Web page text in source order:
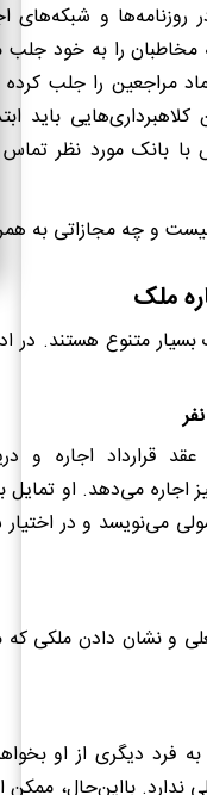
و شبکه‌های
مخاطبان را به خود جلب
مراجعین را جلب کرده
باید
بانک مورد نظر تماس
و چه مجازاتی به
ملک
متنوع هستند. در
قرارداد اجاره و
می‌دهد. او تمایل
می‌نویسد و در
و نشان دادن ملکی
فرد دیگری از او
ندارد. بااین‌حال،